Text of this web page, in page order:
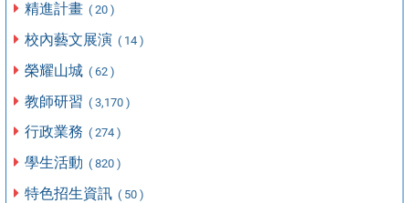
精進計畫 ( 20 )
校內藝文展演 ( 14 )
榮耀山城 ( 62 )
教師研習 ( 3,170 )
行政業務 ( 274 )
學生活動 ( 820 )
特色招生資訊 ( 50 )